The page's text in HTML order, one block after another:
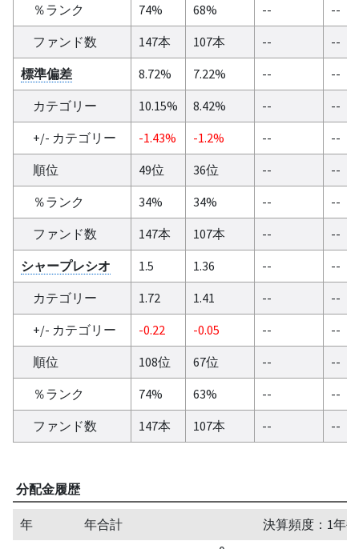
％ランク
74% 68% --
--
ファンド数
147本 107本 --
--
標準偏差
8.72% 7.22% --
--
カテゴリー
10.15% 8.42% --
--
+/- カテゴリー
-1.43% -1.2% --
--
順位
49位 36位 --
--
％ランク
34% 34% --
--
ファンド数
147本 107本 --
--
シャープレシオ
1.5 1.36 --
--
カテゴリー
1.72 1.41 --
--
+/- カテゴリー
-0.22 -0.05 --
--
順位
108位 67位 --
--
％ランク
74% 63% --
--
ファンド数
147本 107本 -- --
分配金履歴
年 年合計
決算頻度：1年